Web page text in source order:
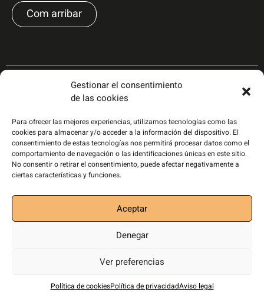
Gestionar el consentimiento
de las cookies
Para ofrecer las mejores experiencias, utilizamos tecnologías como las
cookies para almacenar y/o acceder a la información del dispositivo. El
consentimiento de estas tecnologías nos permitirá procesar datos como el
comportamiento de navegación o las identificaciones únicas en este sitio.
No consentir o retirar el consentimiento, puede afectar negativamente a
ciertas características y funciones.
Aceptar
Denegar
Ver preferencias
Política de cookiesPolítica de privacidadAviso legal
Com arribar
Política de privacidad|Política de cookies|Aviso
Disseny i desenvolupament web: